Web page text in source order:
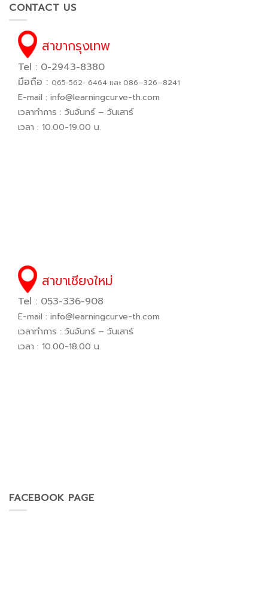
CONTACT US
สาขากรุงเทพ
Tel : 0-2943-8380
มือถือ : 065−562− 6464 และ 086–326–8241
E-mail : info@learningcurve-th.com
เวลาทำการ : วันจันทร์ – วันเสาร์
เวลา : 10.00-19.00 น.
สาขาเชียงใหม่
Tel : 053-336-908
E-mail : info@learningcurve-th.com
เวลาทำการ : วันจันทร์ – วันเสาร์
เวลา : 10.00-18.00 น.
FACEBOOK PAGE